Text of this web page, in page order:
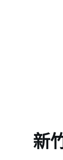
新